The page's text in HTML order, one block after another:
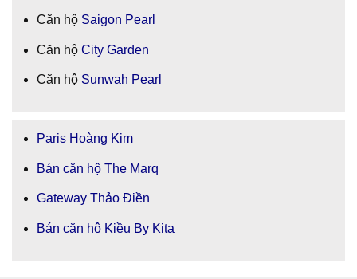
Căn hộ Saigon Pearl
Căn hộ City Garden
Căn hộ Sunwah Pearl
Paris Hoàng Kim
Bán căn hộ The Marq
Gateway Thảo Điền
Bán căn hộ Kiều By Kita